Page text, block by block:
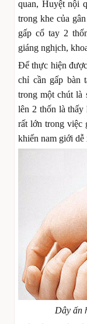
quan, Huyệt nội
trong khe của
gấp cổ tay 2
giáng nghịch,
Để thực hiện
chỉ cần gấp bàn
trong một chút là
lên 2 thốn là thấy
rất lớn trong việc
khiến nam giới dễ
Dây ấn